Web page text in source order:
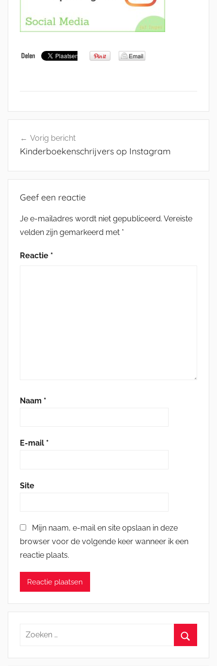
navigatie
Vorig bericht
Kinderboekenschrijvers op Instagram
Geef een reactie
Je e-mailadres wordt niet gepubliceerd. Vereiste
velden zijn gemarkeerd met *
Reactie *
Naam *
E-mail *
Site
Mijn naam, e-mail en site opslaan in deze
browser voor de volgende keer wanneer ik een
reactie plaats.
Zoeken